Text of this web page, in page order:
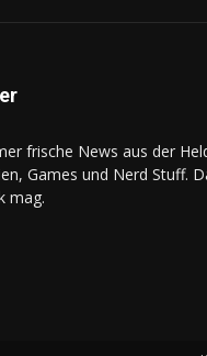
frische News aus der
Games und Nerd Stuff.
mag.